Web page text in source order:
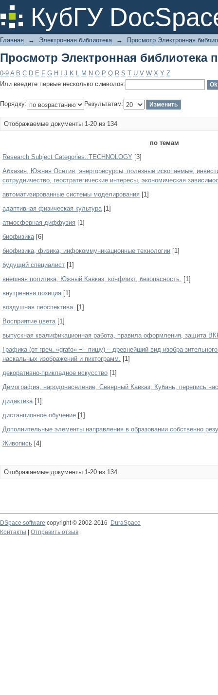
КубГУ
Просмотр Электронная библиотека
Главная → Электронная библиотека → Просмотр Электронная
Просмотр Электронная библиотека
0-9 A B C D E F G H J K L M N O P Q R S T U V W X Y Z
Или введите первые несколько символов:
Порядку: Результатам:
Отображаемые документы 1-20 из 134
по темам
Research Subject Categories::TECHNOLOGY [3]
Абхазия, Южная Осетия, энергоресурсы, полезные ископаемые,
сотрудничество, геостратегические интересы, экономическая
автоматизированные системы моделирования [1]
адаптивная физическая культура[1]
атмосферная диффузия [1]
биофизика[6]
биофизика, физика, инфокоммуникационные технологии [1]
будущий специалист [1]
внешняя политика, Южный Кавказ, конфликт, безопасность. [1]
внутренняя позиция [1]
воздушная перспектива. [1]
Восприятие цвета[1]
выпускная квалификационная работа, правила оформления, защита
Графика (от греч. «grafo» ¬– пишу) – древнейший вид изобра-
наскальных изображений и пиктограмм. [1]
декоративно-прикладное искусство [1]
Демография, народонаселение, Северный Кавказ, Кубань, перепись
дидактика[1]
дистанционное обучение [1]
Дополнительные элементы направления в образовании собственно
Живопись [4]
Отображаемые документы 1-20 из 134
DSpace software copyright © 2002-2016
DuraSpace
Контакты
Отправить отзыв